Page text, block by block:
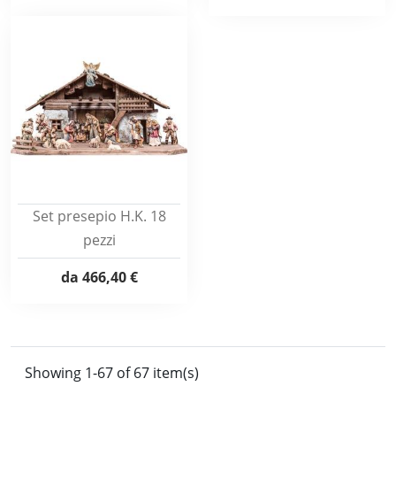
Set presepio H.K. 18
pezzi
da 466,40 €
Showing 1-67 of 67 item(s)